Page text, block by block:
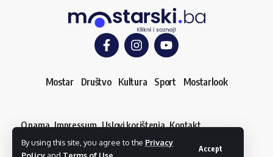
By using this site, you agree to the Privacy
Accept
Mostar Društvo Kultura Sport Mostarlook
O nama Impressum Uslovi korištenja Kontakt
Dojavi vijest
© mostarski.ba. Sva prava pridržana